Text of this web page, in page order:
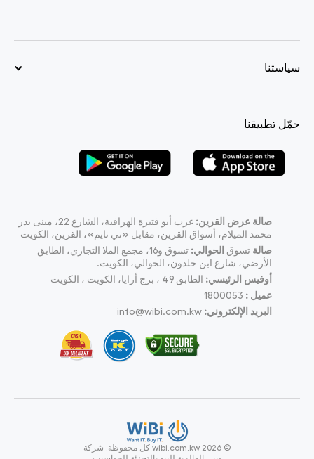
سياستنا
حمّل تطبيقنا
صالة عرض القرين:
غرب أبو فتيرة الهرافية، الشارع 22، مبنى بدر
محمد الميلام، أسواق القرين، مقابل «تي تايم»، القرين، الكويت
صالة تسوق الحوالي:
تسوق و16، مجمع الملا التجاري، الطابق
الأرضي، شارع ابن خلدون، الحوالي، الكويت.
أوفيس الرئيسي: الطابق 49 ، برج أرايا، الكويت ، الكويت
عميل : 1800053
البريد الإلكتروني: info@wibi.com.kw
© wibi.com.kw 2026 كل محفوظة. شركة